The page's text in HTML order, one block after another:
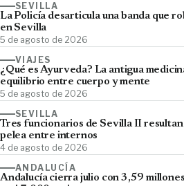
SEVILLA
La Policía desarticula una banda que
en Sevilla
5 de agosto de 2026
VIAJES
¿Qué es Ayurveda? La antigua
equilibrio entre cuerpo y mente
5 de agosto de 2026
SEVILLA
Tres funcionarios de Sevilla II
pelea entre internos
4 de agosto de 2026
ANDALUCÍA
Andalucía cierra julio con 3,59